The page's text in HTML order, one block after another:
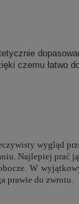
czemu łatwo
wygląd
Najlepiej
W
prawie do zwrotu.